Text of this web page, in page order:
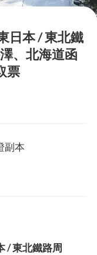
日本 / 東北鐵
、北海道函
票
副本
/ 東北鐵路周